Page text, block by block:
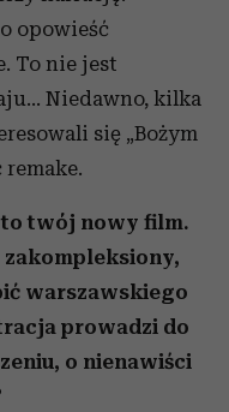
opowieść
To nie jest
Niedawno, kilka
się „Bożym
remake.
to twój nowy film.
zakompleksiony,
warszawskiego
prowadzi do
o nienawiści